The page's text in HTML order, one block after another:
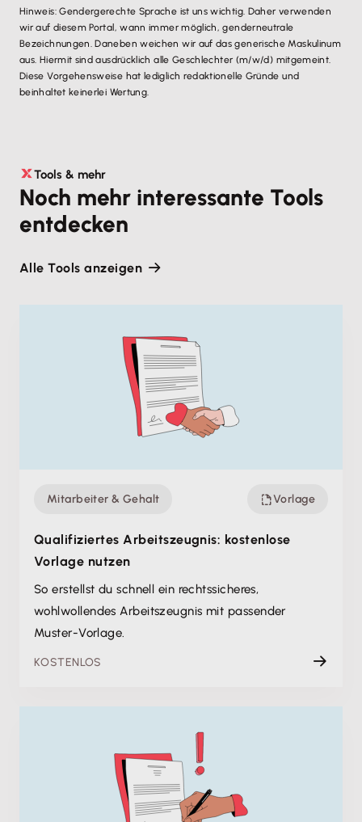
Hinweis: Gendergerechte Sprache ist uns wichtig. Daher verwenden
wir auf diesem Portal, wann immer möglich, genderneutrale
Bezeichnungen. Daneben weichen wir auf das generische Maskulinum
aus. Hiermit sind ausdrücklich alle Geschlechter (m/w/d) mitgemeint.
Diese Vorgehensweise hat lediglich redaktionelle Gründe und
beinhaltet keinerlei Wertung.
Tools & mehr
Noch mehr interessante Tools
entdecken
Alle Tools anzeigen
Mitarbeiter & Gehalt Vorlage
Qualifiziertes Arbeitszeugnis: kostenlose
Vorlage nutzen
So erstellst du schnell ein rechtssicheres,
wohlwollendes Arbeitszeugnis mit passender
Muster-Vorlage.
KOSTENLOS